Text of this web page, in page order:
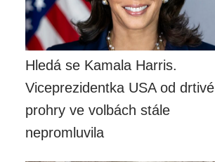
Hledá se Kamala Harris.
Viceprezidentka USA od drtivé
prohry ve volbách stále
nepromluvila